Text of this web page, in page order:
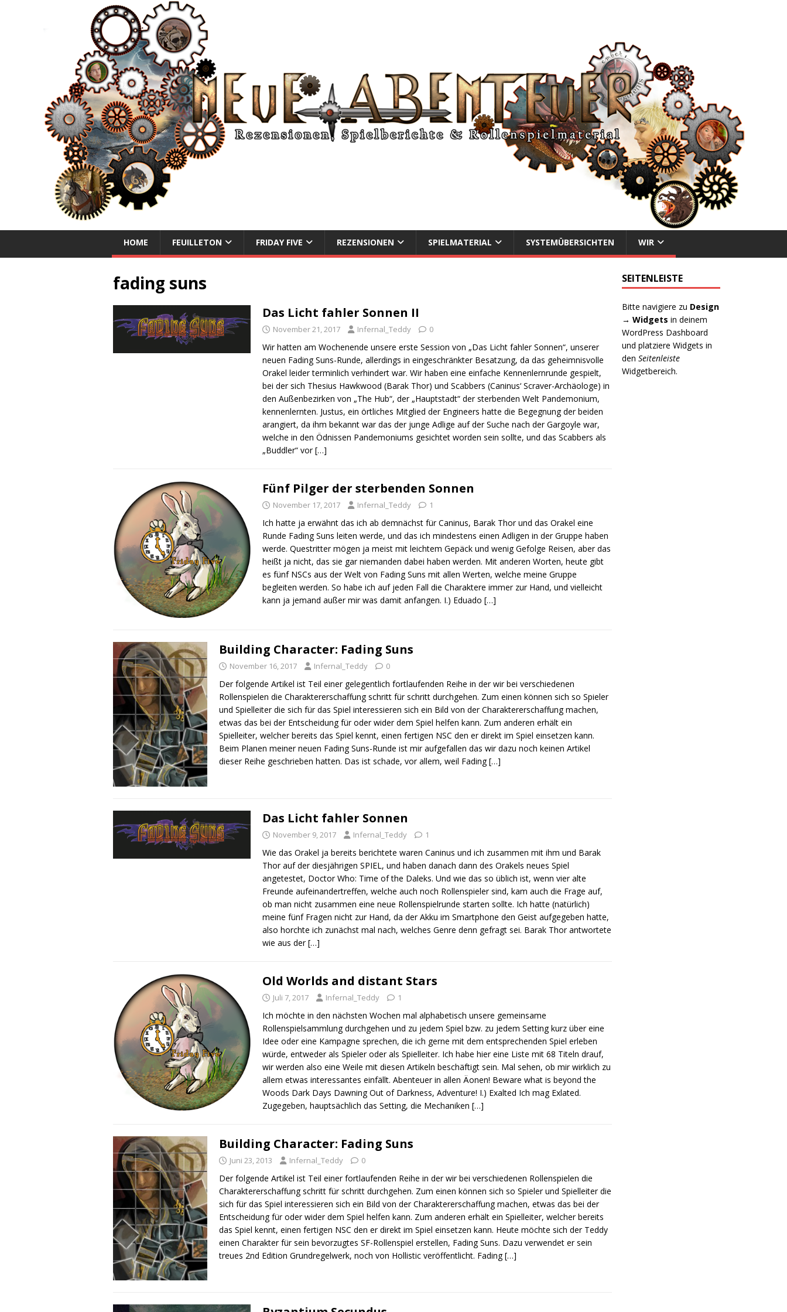
NEUE ABENTEUER
HOME FEUILLETON FRIDAY FIVE REZENSIONEN SPIELMATERIAL SYSTEMÜBERSICHTEN WIR
fading suns
Das Licht fahler Sonnen II
November 21, 2017 Infernal_Teddy 0
Wir hatten am Wochenende unsere erste Session von „Das Licht fahler Sonnen“, unserer
neuen Fading Suns-Runde, allerdings in eingeschränkter Besatzung, da das geheimnisvolle
Orakel leider terminlich verhindert war. Wir haben eine einfache Kennenlernrunde gespielt,
bei der sich Thesius Hawkwood (Barak Thor) und Scabbers (Caninus‘ Scraver-Archäologe) in
den Außenbezirken von „The Hub“, der „Hauptstadt“ der sterbenden Welt Pandemonium,
kennenlernten. Justus, ein örtliches Mitglied der Engineers hatte die Begegnung der beiden
arangiert, da ihm bekannt war das der junge Adlige auf der Suche nach der Gargoyle war,
welche in den Ödnissen Pandemoniums gesichtet worden sein sollte, und das Scabbers als
„Buddler“ vor[…]
Fünf Pilger der sterbenden Sonnen
November 17, 2017 Infernal_Teddy 1
Ich hatte ja erwähnt das ich ab demnächst für Caninus, Barak Thor und das Orakel eine
Runde Fading Suns leiten werde, und das ich mindestens einen Adligen in der Gruppe haben
werde. Questritter mögen ja meist mit leichtem Gepäck und wenig Gefolge Reisen, aber das
heißt ja nicht, das sie gar niemanden dabei haben werden. Mit anderen Worten, heute gibt
es fünf NSCs aus der Welt von Fading Suns mit allen Werten, welche meine Gruppe
begleiten werden. So habe ich auf jeden Fall die Charaktere immer zur Hand, und vielleicht
kann ja jemand außer mir was damit anfangen. I.) Eduado[…]
Building Character: Fading Suns
November 16, 2017 Infernal_Teddy 0
Der folgende Artikel ist Teil einer gelegentlich fortlaufenden Reihe in der wir bei verschiedenen
Rollenspielen die Charaktererschaffung schritt für schritt durchgehen. Zum einen können sich so Spieler
und Spielleiter die sich für das Spiel interessieren sich ein Bild von der Charaktererschaffung machen,
etwas das bei der Entscheidung für oder wider dem Spiel helfen kann. Zum anderen erhält ein
Spielleiter, welcher bereits das Spiel kennt, einen fertigen NSC den er direkt im Spiel einsetzen kann.
Beim Planen meiner neuen Fading Suns-Runde ist mir aufgefallen das wir dazu noch keinen Artikel
dieser Reihe geschrieben hatten. Das ist schade, vor allem, weil Fading[…]
Das Licht fahler Sonnen
November 9, 2017 Infernal_Teddy 1
Wie das Orakel ja bereits berichtete waren Caninus und ich zusammen mit ihm und Barak
Thor auf der diesjährigen SPIEL, und haben danach dann des Orakels neues Spiel
angetestet, Doctor Who: Time of the Daleks. Und wie das so üblich ist, wenn vier alte
Freunde aufeinandertreffen, welche auch noch Rollenspieler sind, kam auch die Frage auf,
ob man nicht zusammen eine neue Rollenspielrunde starten sollte. Ich hatte (natürlich)
meine fünf Fragen nicht zur Hand, da der Akku im Smartphone den Geist aufgegeben hatte,
also horchte ich zunächst mal nach, welches Genre denn gefragt sei. Barak Thor antwortete
wie aus der[…]
Old Worlds and distant Stars
Juli 7, 2017 Infernal_Teddy 1
Ich möchte in den nächsten Wochen mal alphabetisch unsere gemeinsame
Rollenspielsammlung durchgehen und zu jedem Spiel bzw. zu jedem Setting kurz über eine
Idee oder eine Kampagne sprechen, die ich gerne mit dem entsprechenden Spiel erleben
würde, entweder als Spieler oder als Spielleiter. Ich habe hier eine Liste mit 68 Titeln drauf,
wir werden also eine Weile mit diesen Artikeln beschäftigt sein. Mal sehen, ob mir wirklich zu
allem etwas interessantes einfällt. Abenteuer in allen Äonen! Beware what is beyond the
Woods Dark Days Dawning Out of Darkness, Adventure! I.) Exalted Ich mag Exlated.
Zugegeben, hauptsächlich das Setting, die Mechaniken[…]
Building Character: Fading Suns
Juni 23, 2013 Infernal_Teddy 0
Der folgende Artikel ist Teil einer fortlaufenden Reihe in der wir bei verschiedenen Rollenspielen die
Charaktererschaffung schritt für schritt durchgehen. Zum einen können sich so Spieler und Spielleiter die
sich für das Spiel interessieren sich ein Bild von der Charaktererschaffung machen, etwas das bei der
Entscheidung für oder wider dem Spiel helfen kann. Zum anderen erhält ein Spielleiter, welcher bereits
das Spiel kennt, einen fertigen NSC den er direkt im Spiel einsetzen kann. Heute möchte sich der Teddy
einen Charakter für sein bevorzugtes SF-Rollenspiel erstellen, Fading Suns. Dazu verwendet er sein
treues 2nd Edition Grundregelwerk, noch von Hollistic veröffentlicht. Fading[…]
SEITENLEISTE
Bitte navigiere zu Design
→ Widgets in deinem
WordPress Dashboard
und platziere Widgets in
denSeitenleiste
Widgetbereich.